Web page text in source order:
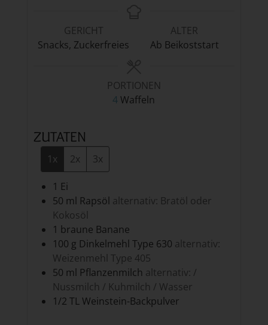
GERICHT
Snacks, Zuckerfreies
ALTER
Ab Beikoststart
PORTIONEN
4 Waffeln
ZUTATEN
1x 2x 3x
1 Ei
50 ml Rapsöl alternativ: Bratöl oder
Kokosöl
1 braune Banane
100 g Dinkelmehl Type 630 alternativ:
Weizenmehl Type 405
50 ml Pflanzenmilch alternativ: /
Nussmilch / Kuhmilch / Wasser
1/2 TLWeinstein-Backpulver